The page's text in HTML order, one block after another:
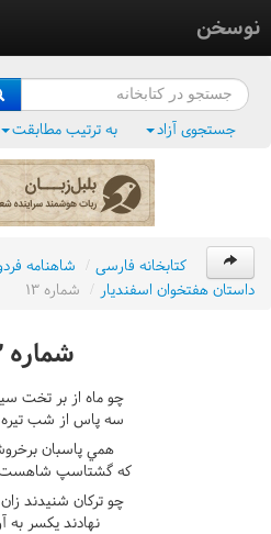
نوسخن
فرهنگ واژگان
جستجوی آزاد به ترتیب مطابقت
کتابخانه فارسی / شاهنامه
داستان هفتخوان اسفنديار / شماره ١٣
شماره ١٣
چو ماه از بر تخت
سه پاس از شب
همي پاسبان
که گشتاسپ شاهست
چو ترکان شنيدند
نهادند يکسر به